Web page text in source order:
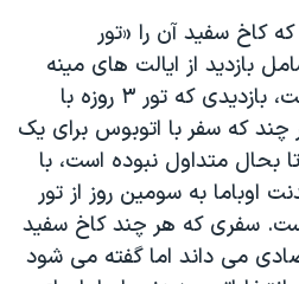
ایران
صلح
«سی‌پک»
که کاخ سفید آن را «تور
بازدید از ایالت های مینه
سوتا، آیووا و ایلی نوی است، بازدیدی که تور ۳ روزه با
که سفر با اتوبوس برای یک
بحال متداول نبوده است، با
پرزیدنت اوباما به سومین روز از تور
است. سفری که هر چند کاخ سفید
می داند اما گفته می شود